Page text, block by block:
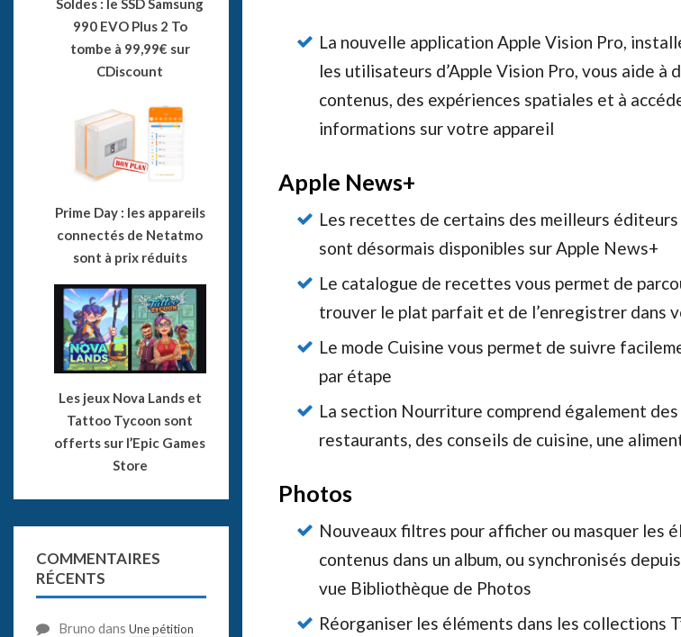
La nouvelle application Apple Vision Pro,
les utilisateurs d’Apple Vision Pro, vous aide à
contenus, des expériences spatiales et à
informations sur votre appareil
Apple News+
Les recettes de certains des meilleurs
sont désormais disponibles sur Apple News+
Le catalogue de recettes vous permet de
trouver le plat parfait et de l’enregistrer dans
Le mode Cuisine vous permet de suivre
par étape
La section Nourriture comprend également
restaurants, des conseils de cuisine, une
Photos
Nouveaux filtres pour afficher ou masquer les
contenus dans un album, ou synchronisés
vue Bibliothèque de Photos
Réorganiser les éléments dans les collections
Soldes : le SSD Samsung
990 EVO Plus 2 To
tombe à 99,99€ sur
CDiscount
Prime Day : les appareils
connectés de Netatmo
sont à prix réduits
Les jeux Nova Lands et
Tattoo Tycoon sont
offerts sur l’Epic Games
Store
COMMENTAIRES
RÉCENTS
Bruno dans Une pétition